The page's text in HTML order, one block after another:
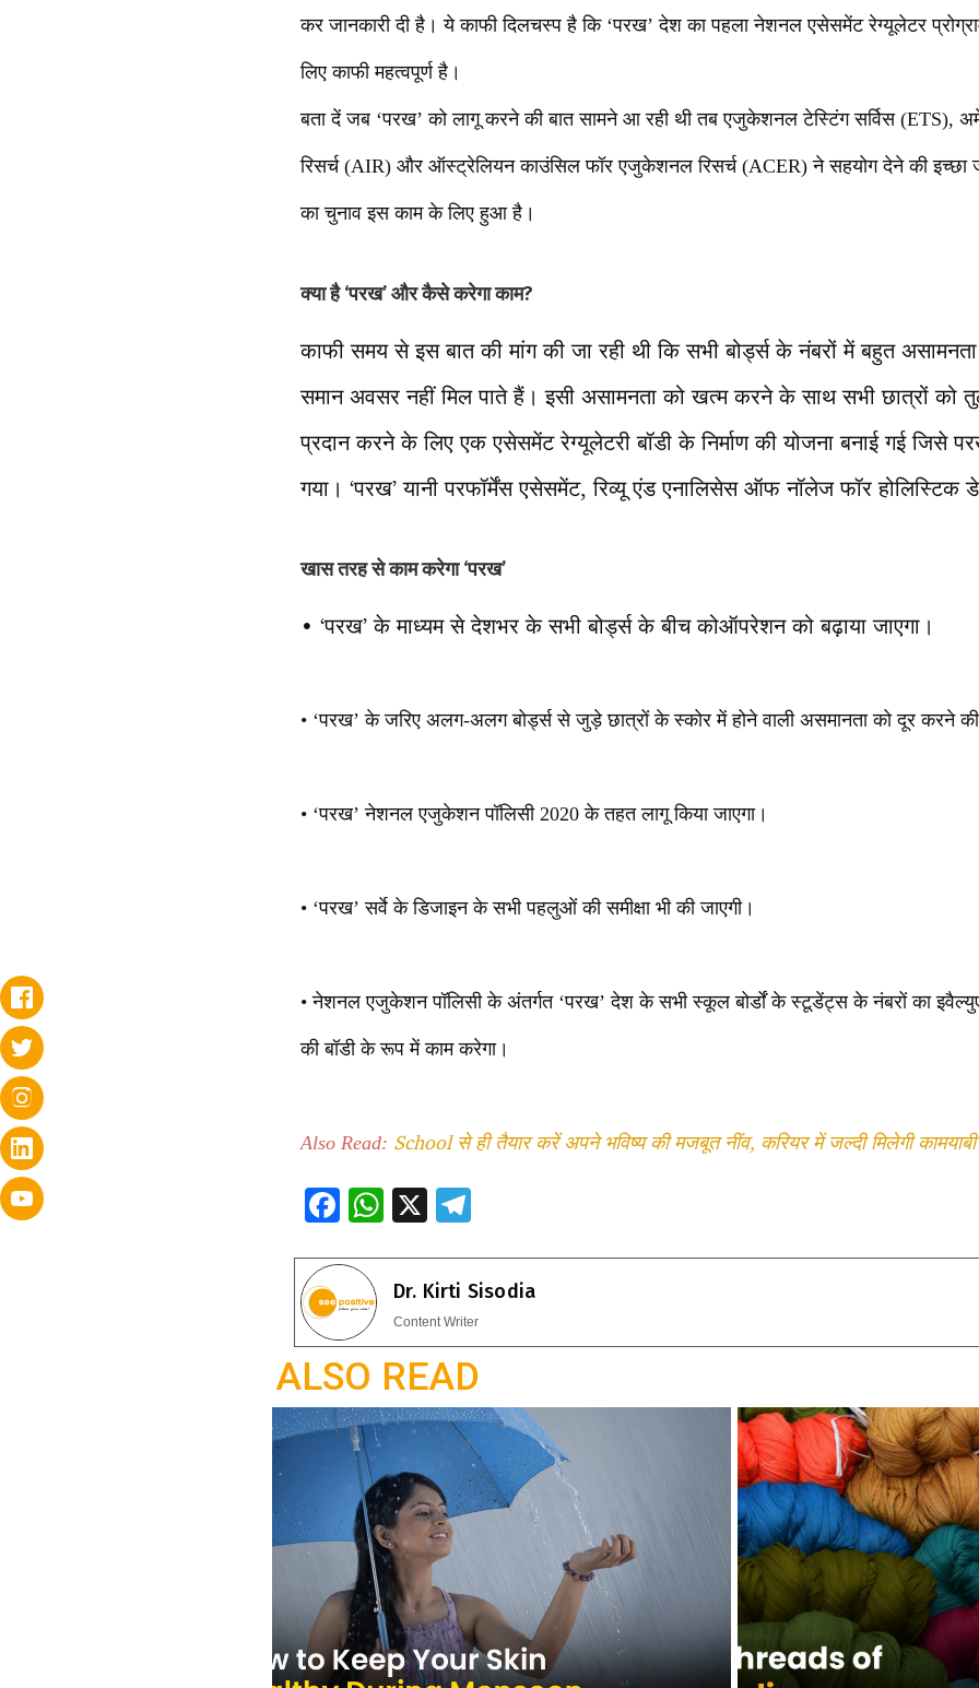
कर जानकारी दी है। ये काफी दिलचस्प है कि ‘परख’ देश का पहला नेशनल एसेसमेंट रेग्यूलेटर
लिए काफी महत्वपूर्ण है।
बता दें जब ‘परख’ को लागू करने की बात सामने आ रही थी तब एजुकेशनल टेस्टिंग सर्विस (ETS),
रिसर्च (AIR) और ऑस्ट्रेलियन काउंसिल फॉर एजुकेशनल रिसर्च (ACER) ने सहयोग देने की इच्छा
का चुनाव इस काम के लिए हुआ है।
क्या है ‘परख’ और कैसे करेगा काम?
काफी समय से इस बात की मांग की जा रही थी कि सभी बोर्ड्स के नंबरों में बहुत
समान अवसर नहीं मिल पाते हैं। इसी असामनता को खत्म करने के साथ सभी छात्रों को
प्रदान करने के लिए एक एसेसमेंट रेग्यूलेटरी बॉडी के निर्माण की योजना बनाई गई जिसे
गया। ‘परख’ यानी परफॉर्मेंस एसेसमेंट, रिव्यू एंड एनालिसेस ऑफ नॉलेज फॉर होलिस्टिक
खास तरह से काम करेगा ‘परख’
• ‘परख’ के माध्यम से देशभर के सभी बोर्ड्स के बीच कोऑपरेशन को बढ़ाया जाएगा।
• ‘परख’ के जरिए अलग-अलग बोर्ड्स से जुड़े छात्रों के स्कोर में होने वाली असमानता को दूर करने
• ‘परख’ नेशनल एजुकेशन पॉलिसी 2020 के तहत लागू किया जाएगा।
• ‘परख’ सर्वे के डिजाइन के सभी पहलुओं की समीक्षा भी की जाएगी।
• नेशनल एजुकेशन पॉलिसी के अंतर्गत ‘परख’ देश के सभी स्कूल बोर्डों के स्टूडेंट्स के नंबरों का
की बॉडी के रूप में काम करेगा।
Also Read: School से ही तैयार करें अपने भविष्य की मजबूत नींव, करियर में जल्दी मिलेगी
F
e
b
o
o
k
W
at
s
A
p
p
X T
e
gr
a
m
Dr. Kirti Sisodia
Content Writer
ALSO READ